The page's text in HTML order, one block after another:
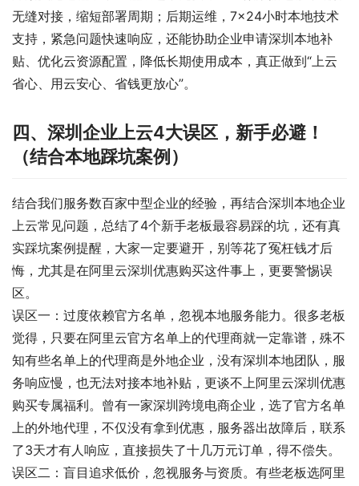
无缝对接，缩短部署周期；后期运维，7×24小时本地技术
支持，紧急问题快速响应，还能协助企业申请深圳本地补
贴、优化云资源配置，降低长期使用成本，真正做到“上云
省心、用云安心、省钱更放心”。
四、深圳企业上云4大误区，新手必避！
（结合本地踩坑案例）
结合我们服务数百家中型企业的经验，再结合深圳本地企业
上云常见问题，总结了4个新手老板最容易踩的坑，还有真
实踩坑案例提醒，大家一定要避开，别等花了冤枉钱才后
悔，尤其是在阿里云深圳优惠购买这件事上，更要警惕误
区。
误区一：过度依赖官方名单，忽视本地服务能力。很多老板
觉得，只要在阿里云官方名单上的代理商就一定靠谱，殊不
知有些名单上的代理商是外地企业，没有深圳本地团队，服
务响应慢，也无法对接本地补贴，更谈不上阿里云深圳优惠
购买专属福利。曾有一家深圳跨境电商企业，选了官方名单
上的外地代理，不仅没有拿到优惠，服务器出故障后，联系
了3天才有人响应，直接损失了十几万元订单，得不偿失。
误区二：盲目追求低价，忽视服务与资质。有些老板选阿里